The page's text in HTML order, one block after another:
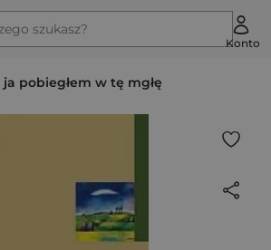
szukasz?
Konto
ja pobiegłem w tę mgłę